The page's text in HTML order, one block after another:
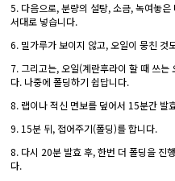
5. 다음으로, 분량의 설탕, 소금, 녹여놓
서대로 넣습니다.
6. 밀가루가 보이지 않고, 오일이 뭉친 것
7. 그리고는, 오일(계란후라이 할 때 쓰는
다. 나중에 폴딩하기 쉽답니다.
8. 랩이나 적신 면보를 덮어서 15분간 발
9. 15분 뒤, 접어주기(폴딩)를 합니다.
8. 다시 20분 발효 후, 한번 더 폴딩을 진
다.